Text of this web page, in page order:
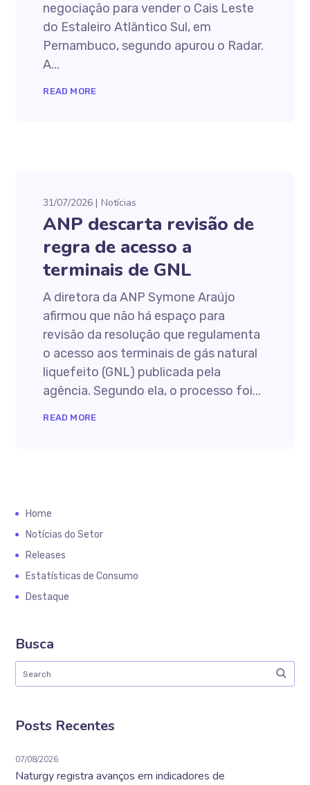
negociação para vender o Cais Leste
do Estaleiro Atlântico Sul, em
Pernambuco, segundo apurou o Radar.
A...
READ MORE
31/07/2026 Notícias
ANP descarta revisão de
regra de acesso a
terminais de GNL
A diretora da ANP Symone Araújo
afirmou que não há espaço para
revisão da resolução que regulamenta
o acesso aos terminais de gás natural
liquefeito (GNL) publicada pela
agência. Segundo ela, o processo foi...
READ MORE
Home
Notícias do Setor
Releases
Estatísticas de Consumo
Destaque
Busca
Posts Recentes
07/08/2026
Naturgy registra avanços em indicadores de